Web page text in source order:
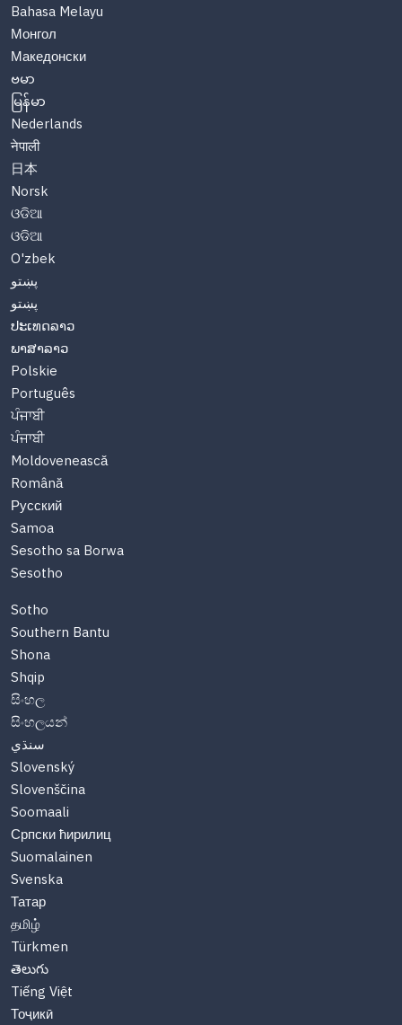
Bahasa Melayu
Монгол
Македонски
ဗမာ
မြန်မာ
Nederlands
नेपाली
日本
Norsk
ଓଡିଆ
ଓଡିଆ
O'zbek
پښتو
پښتو
ປະເທດລາວ
ພາສາລາວ
Polskie
Português
ਪੰਜਾਬੀ
ਪੰਜਾਬੀ
Moldovenească
Română
Русский
Samoa
Sesotho sa Borwa
Sesotho
Sotho
Southern Bantu
Shona
Shqip
සිංහල
සිංහලයන්
سنڌي
Slovenský
Slovenščina
Soomaali
Српски ћирилиц
Suomalainen
Svenska
Татар
தமிழ்
Türkmen
తెలుగు
Tiếng Việt
Тоҷикӣ